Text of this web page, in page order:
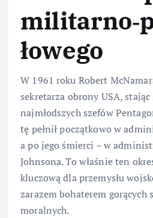
łowego
W 1961 roku Robert
sekretarza obrony USA,
najmłodszych szefów
tę pełnił początkowo w
a po jego śmierci – w
Johnsona. To właśnie ten
kluczową dla przemysłu
zarazem bohaterem
moralnych.